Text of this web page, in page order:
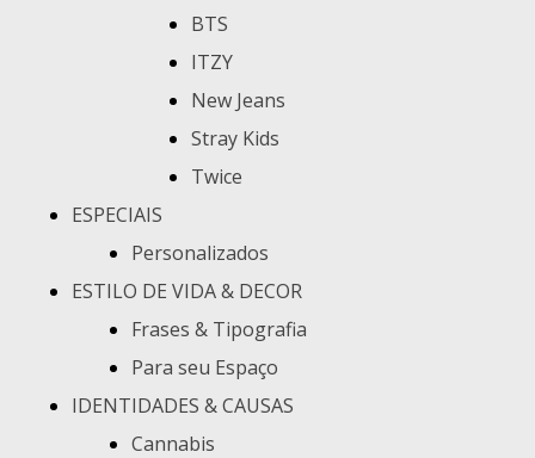
BTS
ITZY
New Jeans
Stray Kids
Twice
ESPECIAIS
Personalizados
ESTILO DE VIDA & DECOR
Frases & Tipografia
Para seu Espaço
IDENTIDADES & CAUSAS
Cannabis